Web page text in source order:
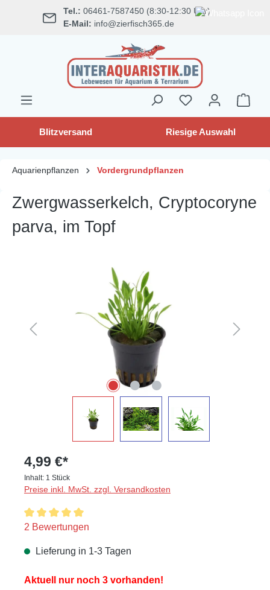
springen Tel.: 06461-7587450 (8:30-12:30 Uhr)
E-Mail: info@zierfisch365.de
Blitzversand Riesige Auswahl
Aquarienpflanzen Vordergrundpflanzen
Zwergwasserkelch, Cryptocoryne
parva, im Topf
Bildergalerie überspringen
4,99 €*
Inhalt: 1 Stück
Preise inkl. MwSt. zzgl. Versandkosten
Durchschnittliche Bewertung von 5 von 5 Sternen
2 Bewertungen
Lieferung in 1-3 Tagen
Aktuell nur noch 3 vorhanden!